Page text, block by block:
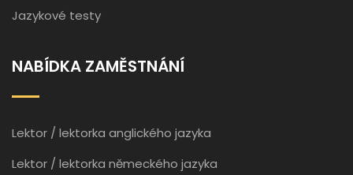
Jazykové testy
NABÍDKA ZAMĚSTNÁNÍ
Lektor / lektorka anglického jazyka
Lektor / lektorka německého jazyka